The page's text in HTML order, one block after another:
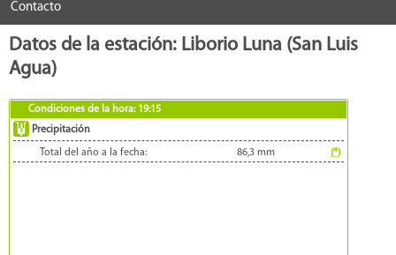
Contacto
Datos de la estación: Liborio Luna (San Luis
Agua)
Condiciones de la hora: 19:15
Precipitación
Total del año a la fecha: 86,3 mm (*)